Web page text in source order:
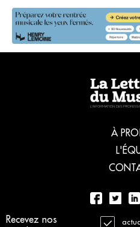
Recevez nos
À
01 56